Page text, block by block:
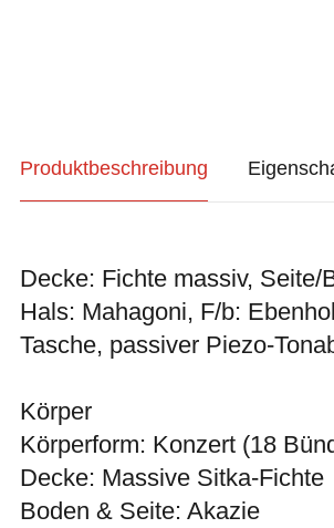
Produktbeschreibung
Decke: Fichte massiv, Seite/
Hals: Mahagoni, F/b:
Tasche, passiver Piezo-
Körper
Körperform: Konzert (18
Decke: Massive Sitka-Fichte
Boden & Seite: Akazie